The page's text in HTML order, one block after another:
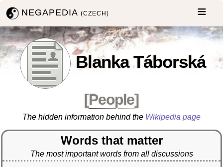
NEGAPEDIA(CZECH)
Blanka Táborská
[People]
The hidden information behind the Wikipedia page
Words that matter
The most important words from all discussions